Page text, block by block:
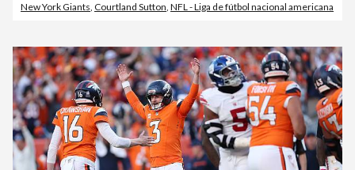
New York Giants, Courtland Sutton, NFL - Liga de fútbol nacional americana